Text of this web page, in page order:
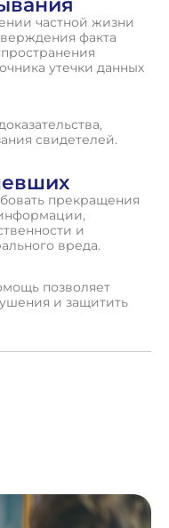
частной жизни
факта
утечки данных
свидетелей.
прекращения
и
вреда.
позволяет
и защитить